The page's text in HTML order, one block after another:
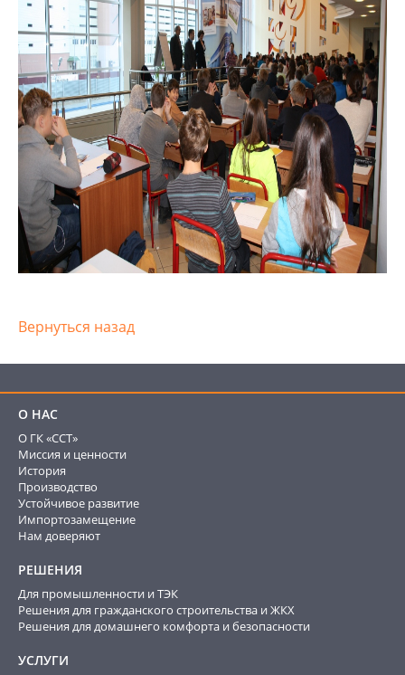
Вернуться назад
О НАС
О ГК «ССТ»
Миссия и ценности
История
Производство
Устойчивое развитие
Импортозамещение
Нам доверяют
РЕШЕНИЯ
Для промышленности и ТЭК
Решения для гражданского строительства и ЖКХ
Решения для домашнего комфорта и безопасности
УСЛУГИ